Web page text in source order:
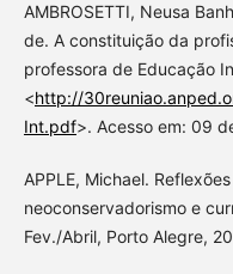
AMBROSETTI, Neusa
de. A constituição da
professora de Educação
<http://
Int.pdf>. Acesso em: 09
APPLE, Michael.
neoconservadorismo e
Fev./Abril, Porto Alegre,